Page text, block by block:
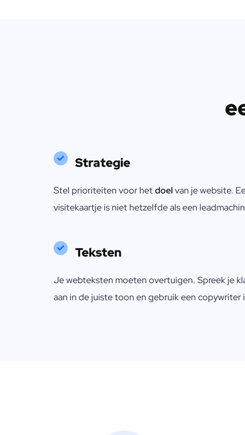
Strategie
Stel prioriteiten voor hetdoelvan je website.
visitekaartje is niet hetzelfde als een
Teksten
Je webteksten moeten overtuigen. Spreek je
aan in de juiste toon en gebruik een copywriter